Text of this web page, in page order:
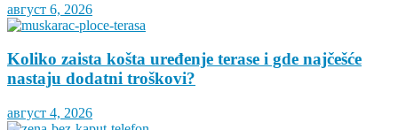
август 6, 2026
Koliko zaista košta uređenje terase i gde najčešće
nastaju dodatni troškovi?
август 4, 2026